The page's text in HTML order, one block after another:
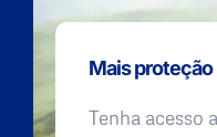
Mais proteção
Tenha acesso